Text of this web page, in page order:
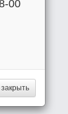
00
закрыть